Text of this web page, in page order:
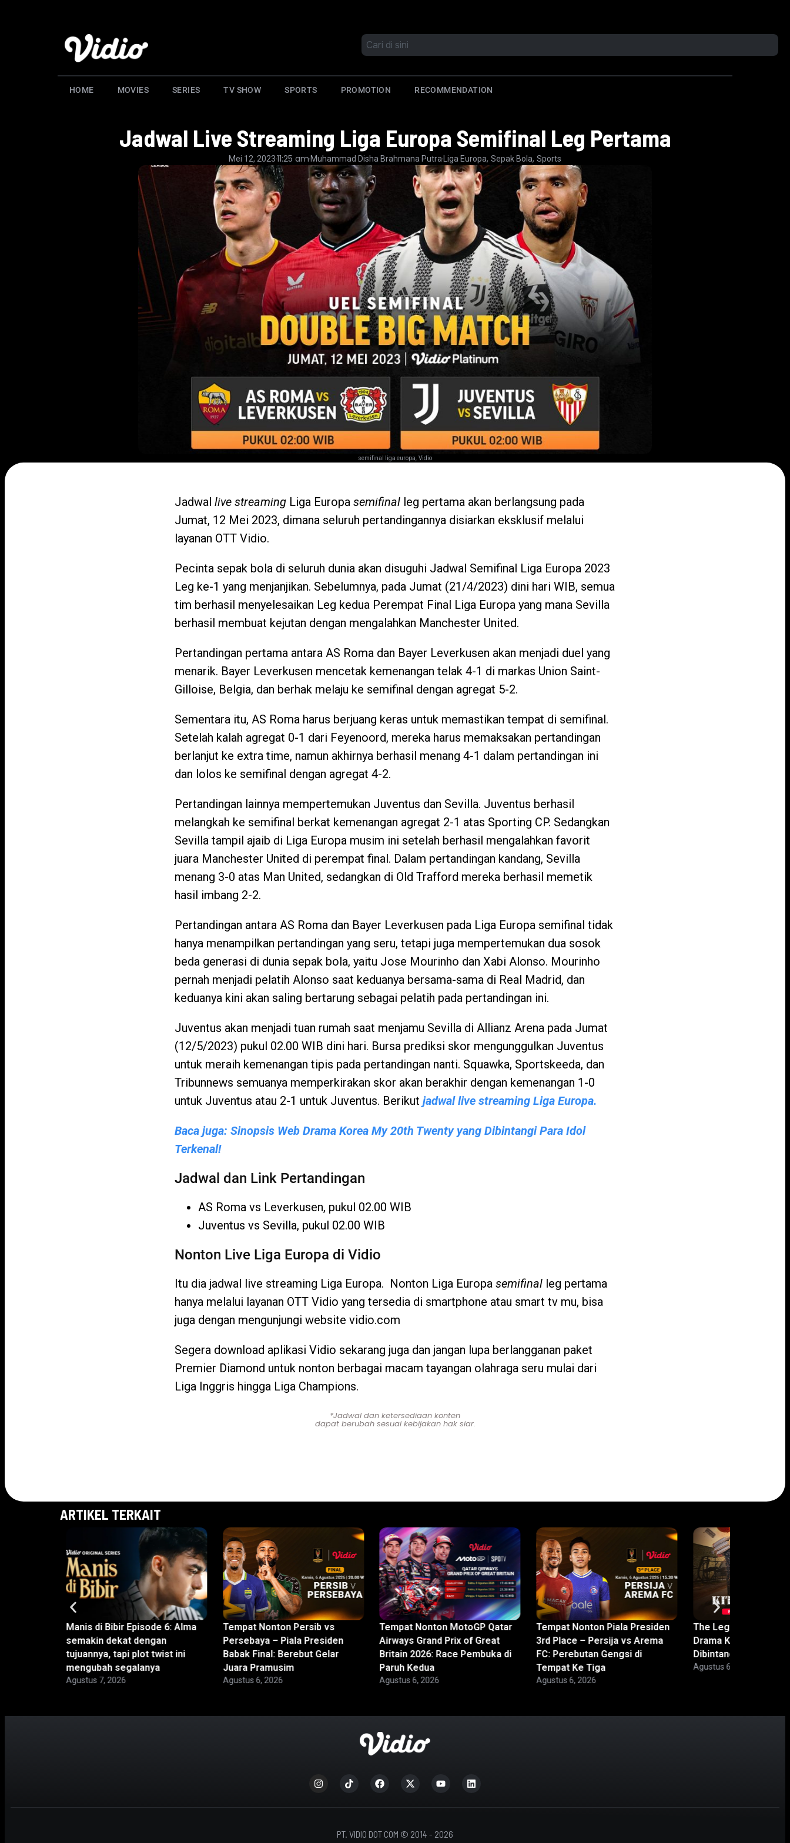
HOME MOVIES SERIES TV SHOW SPORTS PROMOTION RECOMMENDATION
Jadwal Live Streaming Liga Europa Semifinal Leg Pertama
Mei 12, 202311:25 am Muhammad Disha Brahmana Putra Liga Europa, Sepak Bola, Sports
semifinal liga europa, Vidio
Jadwal live streaming Liga Europa semifinal leg pertama akan berlangsung pada
Jumat, 12 Mei 2023, dimana seluruh pertandingannya disiarkan eksklusif melalui
layanan OTT Vidio.
Pecinta sepak bola di seluruh dunia akan disuguhi Jadwal Semifinal Liga Europa 2023
Leg ke-1 yang menjanjikan. Sebelumnya, pada Jumat (21/4/2023) dini hari WIB, semua
tim berhasil menyelesaikan Leg kedua Perempat Final Liga Europa yang mana Sevilla
berhasil membuat kejutan dengan mengalahkan Manchester United.
Pertandingan pertama antara AS Roma dan Bayer Leverkusen akan menjadi duel yang
menarik. Bayer Leverkusen mencetak kemenangan telak 4-1 di markas Union Saint-
Gilloise, Belgia, dan berhak melaju ke semifinal dengan agregat 5-2.
Sementara itu, AS Roma harus berjuang keras untuk memastikan tempat di semifinal.
Setelah kalah agregat 0-1 dari Feyenoord, mereka harus memaksakan pertandingan
berlanjut ke extra time, namun akhirnya berhasil menang 4-1 dalam pertandingan ini
dan lolos ke semifinal dengan agregat 4-2.
Pertandingan lainnya mempertemukan Juventus dan Sevilla. Juventus berhasil
melangkah ke semifinal berkat kemenangan agregat 2-1 atas Sporting CP. Sedangkan
Sevilla tampil ajaib di Liga Europa musim ini setelah berhasil mengalahkan favorit
juara Manchester United di perempat final. Dalam pertandingan kandang, Sevilla
menang 3-0 atas Man United, sedangkan di Old Trafford mereka berhasil memetik
hasil imbang 2-2.
Pertandingan antara AS Roma dan Bayer Leverkusen pada Liga Europa semifinal tidak
hanya menampilkan pertandingan yang seru, tetapi juga mempertemukan dua sosok
beda generasi di dunia sepak bola, yaitu Jose Mourinho dan Xabi Alonso. Mourinho
pernah menjadi pelatih Alonso saat keduanya bersama-sama di Real Madrid, dan
keduanya kini akan saling bertarung sebagai pelatih pada pertandingan ini.
Juventus akan menjadi tuan rumah saat menjamu Sevilla di Allianz Arena pada Jumat
(12/5/2023) pukul 02.00 WIB dini hari. Bursa prediksi skor mengunggulkan Juventus
untuk meraih kemenangan tipis pada pertandingan nanti. Squawka, Sportskeeda, dan
Tribunnews semuanya memperkirakan skor akan berakhir dengan kemenangan 1-0
untuk Juventus atau 2-1 untuk Juventus. Berikut jadwal live streaming Liga Europa.
Baca juga: Sinopsis Web Drama Korea My 20th Twenty yang Dibintangi Para Idol
Terkenal!
Jadwal dan Link Pertandingan
AS Roma vs Leverkusen, pukul 02.00 WIB
Juventus vs Sevilla, pukul 02.00 WIB
Nonton Live Liga Europa di Vidio
Itu dia jadwal live streaming Liga Europa. Nonton Liga Europa semifinal leg pertama
hanya melalui layanan OTT Vidio yang tersedia di smartphone atau smart tv mu, bisa
juga dengan mengunjungi website vidio.com
Segera download aplikasi Vidio sekarang juga dan jangan lupa berlangganan paket
Premier Diamond untuk nonton berbagai macam tayangan olahraga seru mulai dari
Liga Inggris hingga Liga Champions.
*Jadwal dan ketersediaan konten
dapat berubah sesuai kebijakan hak siar.
ARTIKEL TERKAIT
Manis di Bibir Episode 6: Alma
semakin dekat dengan
tujuannya, tapi plot twist ini
mengubah segalanya
Agustus 7, 2026
Tempat Nonton Persib vs
Persebaya – Piala Presiden
Babak Final: Berebut Gelar
Juara Pramusim
Agustus 6, 2026
Tempat Nonton MotoGP Qatar
Airways Grand Prix of Great
Britain 2026: Race Pembuka di
Paruh Kedua
Agustus 6, 2026
Tempat Nonton Piala Presiden
3rd Place – Persija vs Arema
FC: Perebutan Gengsi di
Tempat Ke Tiga
Agustus 6, 2026
The Legend of
Drama Korea Baru
Dibintangi Park Ji
Agustus 6, 2026
PT. VIDIO DOT COM © 2014 - 2026